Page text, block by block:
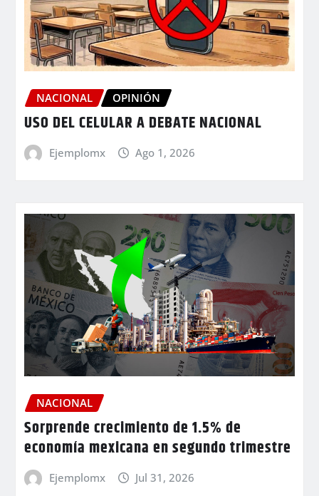
NACIONAL OPINIÓN
USO DEL CELULAR A DEBATE NACIONAL
Ejemplomx Ago 1, 2026
NACIONAL
Sorprende crecimiento de 1.5% de
economía mexicana en segundo trimestre
Ejemplomx Jul 31, 2026